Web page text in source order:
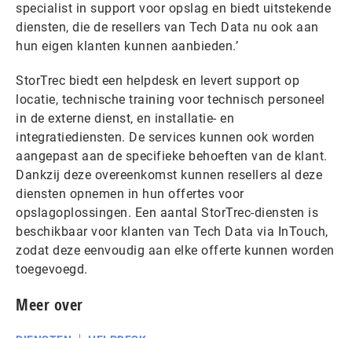
specialist in support voor opslag en biedt uitstekende
diensten, die de resellers van Tech Data nu ook aan
hun eigen klanten kunnen aanbieden.’
StorTrec biedt een helpdesk en levert support op
locatie, technische training voor technisch personeel
in de externe dienst, en installatie- en
integratiediensten. De services kunnen ook worden
aangepast aan de specifieke behoeften van de klant.
Dankzij deze overeenkomst kunnen resellers al deze
diensten opnemen in hun offertes voor
opslagoplossingen. Een aantal StorTrec-diensten is
beschikbaar voor klanten van Tech Data via InTouch,
zodat deze eenvoudig aan elke offerte kunnen worden
toegevoegd.
Meer over